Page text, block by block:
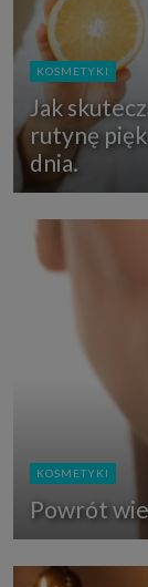
KOSMETYKI
Jak
rutynę
dnia.
KOSMETYKI
Powrót